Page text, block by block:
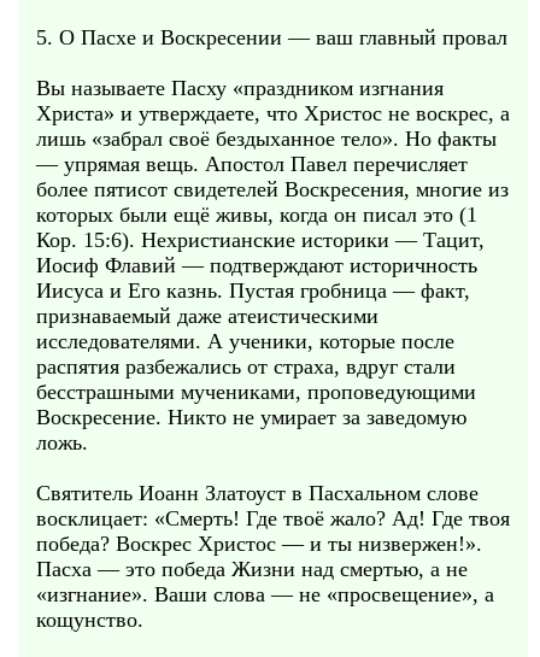
5. О Пасхе и Воскресении — ваш главный провал
Вы называете Пасху «праздником изгнания
Христа» и утверждаете, что Христос не воскрес, а
лишь «забрал своё бездыханное тело». Но факты
— упрямая вещь. Апостол Павел перечисляет
более пятисот свидетелей Воскресения, многие из
которых были ещё живы, когда он писал это (1
Кор. 15:6). Нехристианские историки — Тацит,
Иосиф Флавий — подтверждают историчность
Иисуса и Его казнь. Пустая гробница — факт,
признаваемый даже атеистическими
исследователями. А ученики, которые после
распятия разбежались от страха, вдруг стали
бесстрашными мучениками, проповедующими
Воскресение. Никто не умирает за заведомую
ложь.
Святитель Иоанн Златоуст в Пасхальном слове
восклицает: «Смерть! Где твоё жало? Ад! Где твоя
победа? Воскрес Христос — и ты низвержен!».
Пасха — это победа Жизни над смертью, а не
«изгнание». Ваши слова — не «просвещение», а
кощунство.